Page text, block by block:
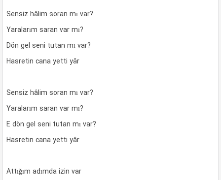
Sensiz hâlim soran mı var?
Yaralarım saran var mı?
Dön gel seni tutan mı var?
Hasretin cana yetti yâr
Sensiz hâlim soran mı var?
Yaralarım saran var mı?
E dön gel seni tutan mı var?
Hasretin cana yetti yâr
Attığım adımda izin var